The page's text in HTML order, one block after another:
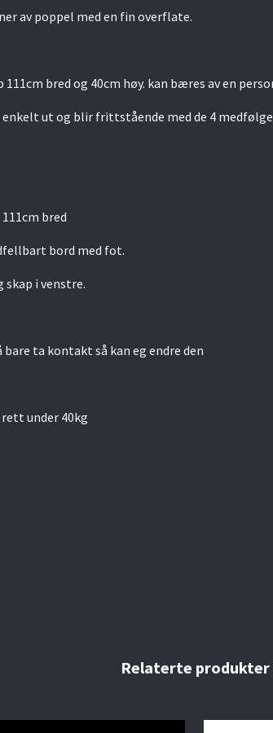
av poppel med en fin overflate.
bred og 40cm høy. kan bæres av en
ut og blir frittstående med de 4
bred
bord med fot.
skap i venstre.
ta kontakt så kan eg endre den
under 40kg